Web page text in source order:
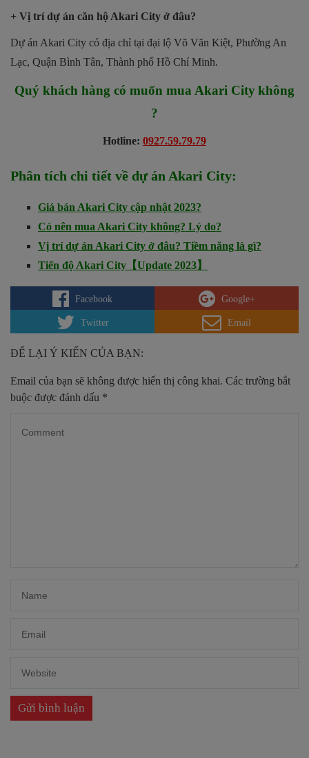
+ Vị trí dự án căn hộ Akari City ở đâu?
Dự án Akari City có địa chỉ tại đại lộ Võ Văn Kiệt, Phường An
Lạc, Quận Bình Tân, Thành phố Hồ Chí Minh.
Quý khách hàng có muốn mua Akari Citykhông
?
Hotline: 0927.59.79.79
Phân tích chi tiết về dự án Akari City:
Giá bán Akari City cập nhật 2023?
Có nên mua Akari City không? Lý do?
Vị trí dự án Akari City ở đâu? Tiềm năng là gì?
Tiến độ Akari City【Update 2023】
Facebook Google+
Twitter Email
ĐỂ LẠI Ý KIẾN CỦA BẠN:
Email của bạn sẽ không được hiển thị công khai. Các trường bắt
buộc được đánh dấu *